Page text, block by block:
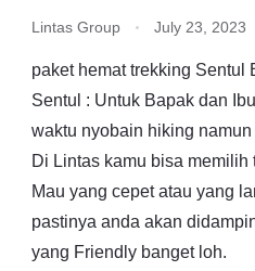
Lintas Group July 23, 2023
paket hemat trekking Sentul
Sentul : Untuk Bapak dan
waktu nyobain hiking
Di Lintas kamu bisa
Mau yang cepet atau yang
pastinya anda akan
yang Friendly banget loh.